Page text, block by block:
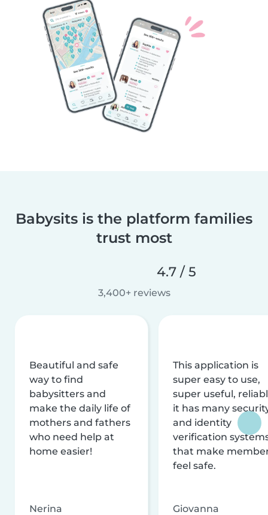
Babysits is the platform families
trust most
4.7 / 5
3,400+ reviews
Beautiful and safe
way to find
babysitters and
make the daily life of
mothers and fathers
who need help at
home easier!
Nerina
This application is
super easy to use,
super useful,
it has many
and identity
verification
that make
feel safe.
Giovanna